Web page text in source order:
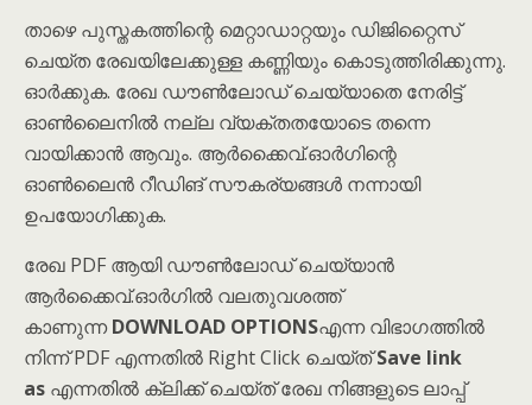
താഴെ പുസ്തകത്തിന്റെ മെറ്റാഡാറ്റയും ഡിജിറ്റൈസ്
ചെയ്ത രേഖയിലേക്കുള്ള കണ്ണിയും കൊടുത്തിരിക്കുന്നു.
ഓർക്കുക. രേഖ ഡൗൺലോഡ് ചെയ്യാതെ നേരിട്ട്
ഓൺലൈനിൽ നല്ല വ്യക്തതയോടെ തന്നെ
വായിക്കാൻ ആവും. ആർക്കൈവ്.ഓർഗിന്റെ
ഓൺലൈൻ റീഡിങ് സൗകര്യങ്ങൾ നന്നായി
ഉപയോഗിക്കുക.
രേഖ PDF ആയി ഡൗൺലോഡ് ചെയ്യാൻ
ആർക്കൈവ്.ഓർഗിൽ വലതുവശത്ത്
കാണുന്നDOWNLOAD OPTIONSഎന്ന വിഭാഗത്തിൽ
നിന്ന് PDF എന്നതിൽ Right Click ചെയ്ത്Save link
as എന്നതിൽ ക്ലിക്ക് ചെയ്ത് രേഖ നിങ്ങളുടെ ലാപ്പ്